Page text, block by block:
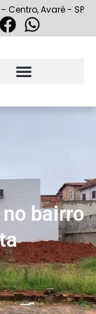
Centro, Avaré - SP
bairro